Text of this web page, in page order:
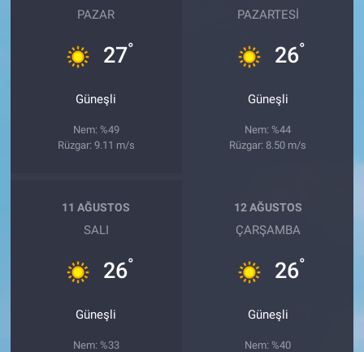
PAZAR
27°
Güneşli
Nem: %49
Rüzgar: 9.11 m/s
PAZARTESI
26°
Güneşli
Nem: %44
Rüzgar: 8.50 m/s
11 AĞUSTOS
SALI
26°
Güneşli
Nem: %33
12 AĞUSTOS
ÇARŞAMBA
26°
Güneşli
Nem: %40